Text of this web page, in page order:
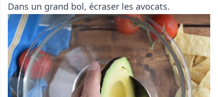
Dans un grand bol, écraser les avocats.